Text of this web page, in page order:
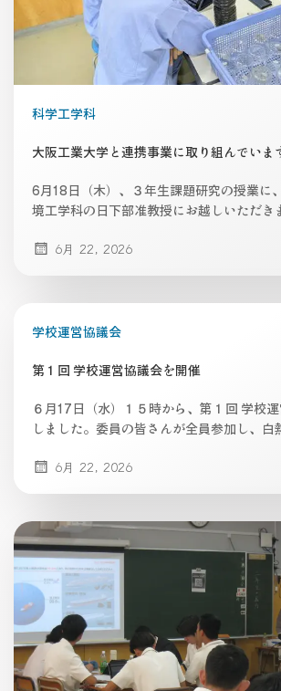
科学工学科
大阪工業大学と連携事業に取り組んでいま
6月18日（木）、３年生課題研究の授業に
境工学科の日下部准教授にお越しいただ
6月 22, 2026
学校運営協議会
第１回 学校運営協議会を開催
６月17日（水）１５時から、第１回 学校
しました。委員の皆さんが全員参加し、
6月 22, 2026